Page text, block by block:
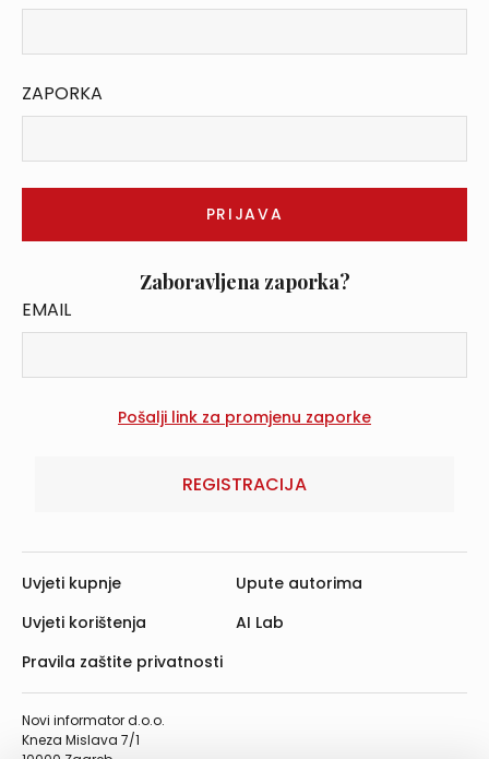
ZAPORKA
Zaboravljena zaporka?
EMAIL
REGISTRACIJA
Novi informator d.o.o.
Kneza Mislava 7/1
Uvjeti kupnje
Uvjeti korištenja
Pravila zaštite privatnosti
Upute autorima
AI Lab